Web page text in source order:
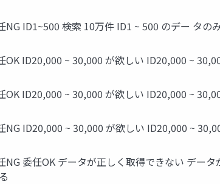
NG ID1~500 検索 10万件 ID1 ~ 500 のデー タ
OK ID20,000 ~ 30,000 が欲しい ID20,000 ~
OK ID20,000 ~ 30,000 が欲しい ID20,000 ~
NG ID20,000 ~ 30,000 が欲しい ID20,000 ~
NG 委任OK データが正しく取得できない デー